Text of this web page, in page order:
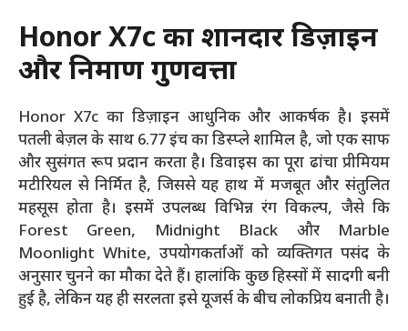
Honor X7c का शानदार डिज़ाइन
और निर्माण गुणवत्ता
Honor X7c का डिज़ाइन आधुनिक और आकर्षक है। इसमें
पतली बेज़ल के साथ 6.77 इंच का डिस्प्ले शामिल है, जो एक साफ
और सुसंगत रूप प्रदान करता है। डिवाइस का पूरा ढांचा प्रीमियम
मटीरियल से निर्मित है, जिससे यह हाथ में मजबूत और संतुलित
महसूस होता है। इसमें उपलब्ध विभिन्न रंग विकल्प, जैसे कि
Forest Green, Midnight Black और Marble
Moonlight White, उपयोगकर्ताओं को व्यक्तिगत पसंद के
अनुसार चुनने का मौका देते हैं। हालांकि कुछ हिस्सों में सादगी बनी
हुई है, लेकिन यह ही सरलता इसे यूजर्स के बीच लोकप्रिय बनाती है।